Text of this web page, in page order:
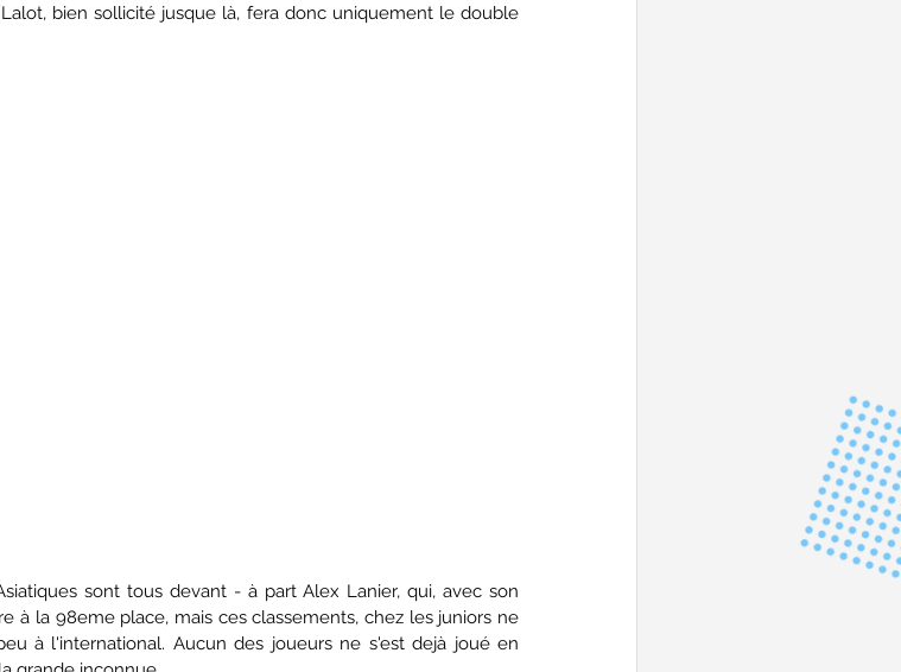
bien sollicité jusque là, fera donc uniquement le double
sont tous devant - à part Alex Lanier, qui, avec son
à la 98eme place, mais ces classements, chez les juniors ne
à l'international. Aucun des joueurs ne s'est dejà joué en